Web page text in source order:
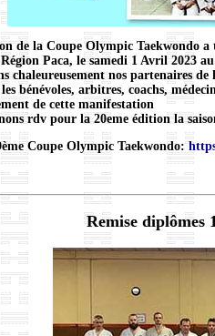
de la Coupe Olympic Taekwondo a
Paca, le samedi 1 Avril 2023
chaleureusement nos partenaires
bénévoles, arbitres, coachs,
de cette manifestation
rdv pour la 20eme édition la
Coupe Olympic Taekwondo:
Remise diplômes